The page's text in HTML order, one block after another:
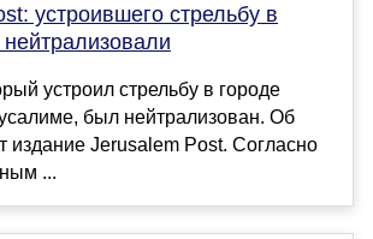
устроившего стрельбу в
устроил стрельбу в городе
был нейтрализован. Об
издание Jerusalem Post. Согласно
...